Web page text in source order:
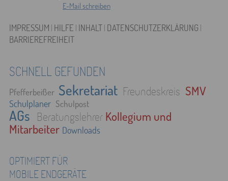
E-Mail schreiben
IMPRESSUM | HILFE | INHALT| DATENSCHUTZERKLÄRUNG |
BARRIEREFREIHEIT
SCHNELL GEFUNDEN
Pfefferbeißer Sekretariat Freundeskreis SMV
Schulplaner Schulpost
AGs Beratungslehrer Kollegium und
Mitarbeiter Downloads
OPTIMIERT FÜR
MOBILE ENDGERÄTE